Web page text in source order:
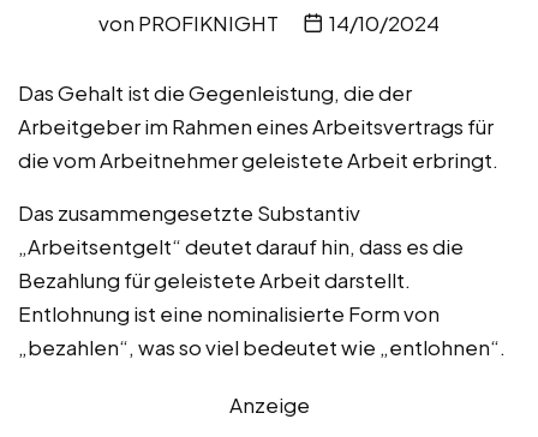
von PROFIKNIGHT 14/10/2024
Das Gehalt ist die Gegenleistung, die der
Arbeitgeber im Rahmen eines Arbeitsvertrags für
die vom Arbeitnehmer geleistete Arbeit erbringt.
Das zusammengesetzte Substantiv
„Arbeitsentgelt“ deutet darauf hin, dass es die
Bezahlung für geleistete Arbeit darstellt.
Entlohnung ist eine nominalisierte Form von
„bezahlen“, was so viel bedeutet wie „entlohnen“.
Anzeige